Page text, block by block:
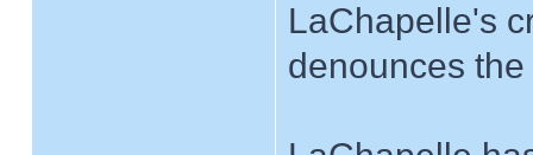
LaChapelle's
denounces